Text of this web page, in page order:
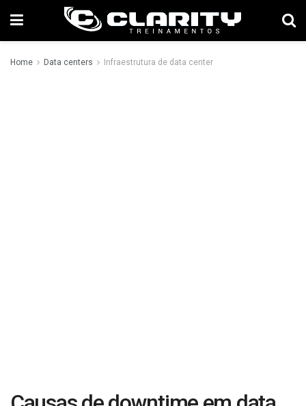
Home Data centers Infraestrutura de data center